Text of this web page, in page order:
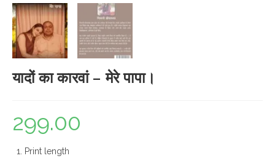
यादों का कारवां – मेरे पापा।
299.00
Print length